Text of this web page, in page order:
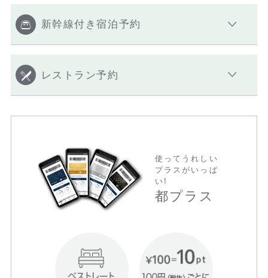
新幹線付き宿泊予約
レストラン予約
使ってうれしい
プラスがいっぱ
い!
都プラス